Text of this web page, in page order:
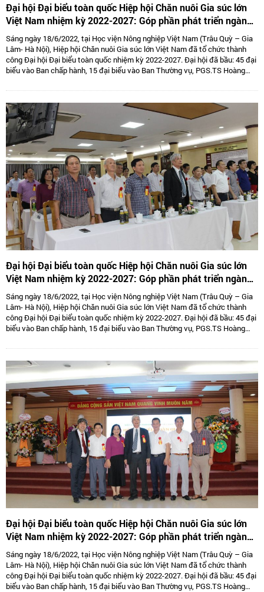
Đại hội Đại biểu toàn quốc Hiệp hội Chăn nuôi Gia súc lớn
Việt Nam nhiệm kỳ 2022-2027: Góp phần phát triển ngành
Chăn nuôi gia súc lớn Việt Nam bền vững
Sáng ngày 18/6/2022, tại Học viện Nông nghiệp Việt Nam (Trâu Quỳ – Gia
Lâm- Hà Nội), Hiệp hội Chăn nuôi Gia súc lớn Việt Nam đã tổ chức thành
công Đại hội Đại biểu toàn quốc nhiệm kỳ 2022-2027. Đại hội đã bầu: 45 đại
biểu vào Ban chấp hành, 15 đại biểu vào Ban Thường vụ, PGS.TS Hoàng
Chủ tịch kiêm Tổng thư kí và 05 Phó Chủ tịch là: TS Tống Xuân Chinh,
PGS.TS Sử Thanh Long, bà Tô Tuệ Lang, ông Đặng Thái Nhị, ông Hà Văn An.
Đại hội Đại biểu toàn quốc Hiệp hội Chăn nuôi Gia súc lớn
Việt Nam nhiệm kỳ 2022-2027: Góp phần phát triển ngành
Chăn nuôi gia súc lớn Việt Nam bền vững
Sáng ngày 18/6/2022, tại Học viện Nông nghiệp Việt Nam (Trâu Quỳ – Gia
Lâm- Hà Nội), Hiệp hội Chăn nuôi Gia súc lớn Việt Nam đã tổ chức thành
công Đại hội Đại biểu toàn quốc nhiệm kỳ 2022-2027. Đại hội đã bầu: 45 đại
biểu vào Ban chấp hành, 15 đại biểu vào Ban Thường vụ, PGS.TS Hoàng
Chủ tịch kiêm Tổng thư kí và 05 Phó Chủ tịch là: TS Tống Xuân Chinh,
PGS.TS Sử Thanh Long, bà Tô Tuệ Lang, ông Đặng Thái Nhị, ông Hà Văn An.
Đại hội Đại biểu toàn quốc Hiệp hội Chăn nuôi Gia súc lớn
Việt Nam nhiệm kỳ 2022-2027: Góp phần phát triển ngành
Chăn nuôi gia súc lớn Việt Nam bền vững
Sáng ngày 18/6/2022, tại Học viện Nông nghiệp Việt Nam (Trâu Quỳ – Gia
Lâm- Hà Nội), Hiệp hội Chăn nuôi Gia súc lớn Việt Nam đã tổ chức thành
công Đại hội Đại biểu toàn quốc nhiệm kỳ 2022-2027. Đại hội đã bầu: 45 đại
biểu vào Ban chấp hành, 15 đại biểu vào Ban Thường vụ, PGS.TS Hoàng